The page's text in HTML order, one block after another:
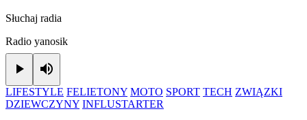
Słuchaj radia
Radio yanosik
Play
LIFESTYLE FELIETONY MOTO SPORT TECH ZWIĄZKI
DZIEWCZYNY INFLUSTARTER